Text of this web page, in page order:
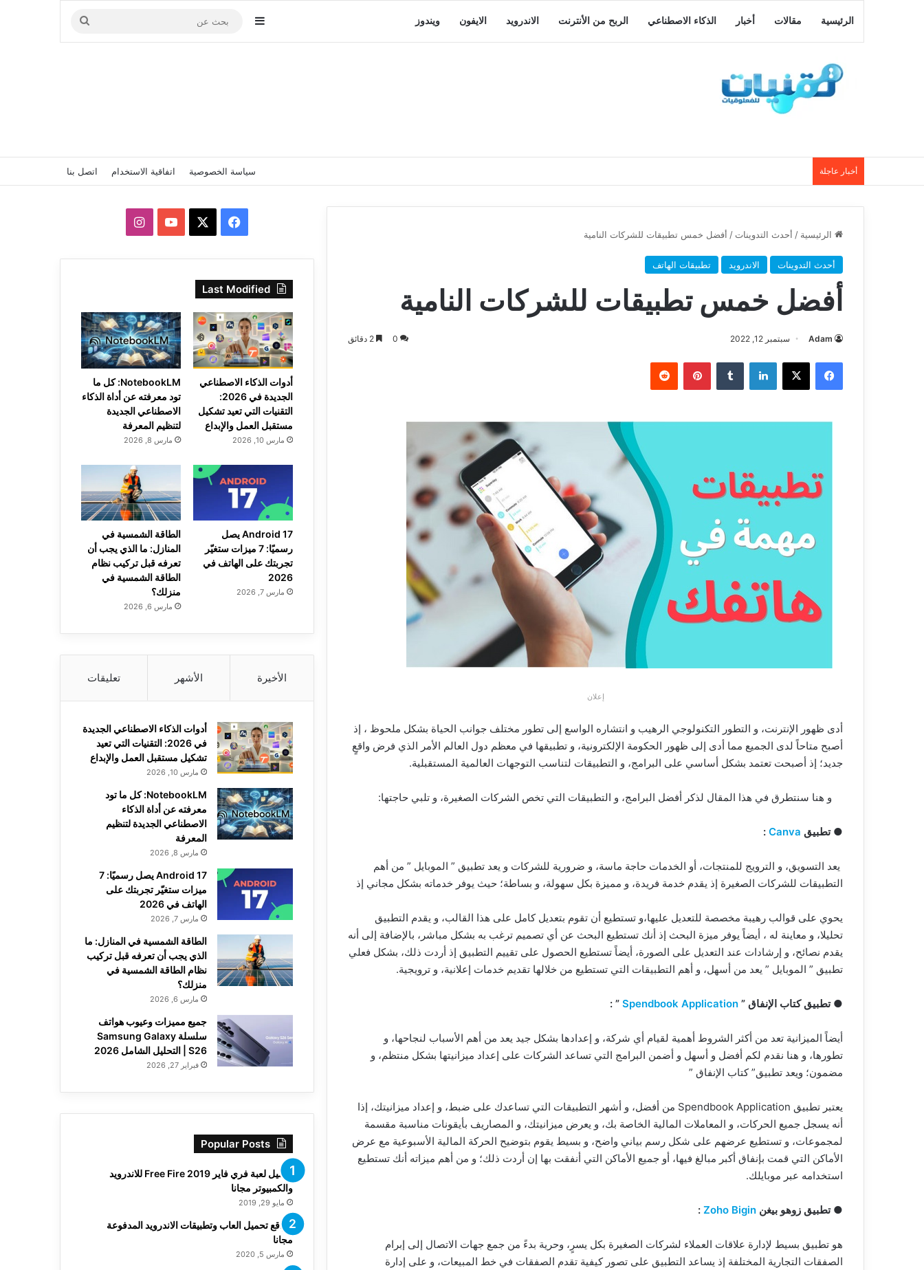
الرئيسية مقالات أخبار الذكاء الاصطناعي الربح من الأنترنت الاندرويد الايفون ويندوز إضافة عمود جانبي
بحث
عن
أخبار عاجلة سياسة الخصوصية اتفاقية الاستخدام اتصل بنا
الرئيسية / أحدث التدوينات / أفضل خمس تطبيقات للشركات النامية
أحدث التدوينات الاندرويد تطبيقات الهاتف
أفضل خمس تطبيقات للشركات النامية
Adam سبتمبر 12, 2022 0
فيسبوك ‫X لينكدإن بينتيريست
إعلان
أدى ظهور الإنترنت، و التطور التكنولوجي الرهيب و انتشاره الواسع إلى تطور مختلف جوانب الحياة بشكل ملحوظ ، إذ
أصبح متاحاً لدى الجميع مما أدى إلى ظهور الحكومة الإلكترونية، و تطبيقها في معظم دول العالم الأمر الذي فرض واقعٍ
جديد؛ إذ أصبحت تعتمد بشكل أساسي على البرامج، و التطبيقات لتناسب التوجهات العالمية المستقبلية.
و هنا سنتطرق في هذا المقال لذكر أفضل البرامج، و التطبيقات التي تخص الشركات الصغيرة، و تلبي حاجتها:
● تطبيق Canva
:
يعد التسويق، و الترويج للمنتجات، أو الخدمات حاجة ماسة، و ضرورية للشركات و يعد تطبيق ” الموبايل ” من أهم
التطبيقات للشركات الصغيرة إذ يقدم خدمة فريدة، و مميزة بكل سهولة، و بساطة؛ حيث يوفر خدماته بشكل مجاني إذ
يحوي على قوالب رهيبة مخصصة للتعديل عليها،و تستطيع أن تقوم بتعديل كامل على هذا القالب، و يقدم التطبيق
تحليلا، و معاينة له ، أيضاً يوفر ميزة البحث إذ أنك تستطيع البحث عن أي تصميم ترغب به بشكل مباشر، بالإضافة إلى أنه
يقدم نصائح، و إرشادات عند التعديل على الصورة، أيضاً تستطيع الحصول على تقييم التطبيق إذ أردت ذلك، بشكل فعلي
تطبيق ” الموبايل ” يعد من أسهل، و أهم التطبيقات التي تستطيع من خلالها تقديم خدمات إعلانية، و ترويجية.
● تطبيق كتاب الإنفاق ” Spendbook Application
” :
أيضاً الميزانية تعد من أكثر الشروط أهمية لقيام أي شركة، و إعدادها بشكل جيد يعد من أهم الأسباب لنجاحها، و
تطورها، و هنا نقدم لكم أفضل و أسهل و أضمن البرامج التي تساعد الشركات على إعداد ميزانيتها بشكل منتظم، و
مضمون؛ ويعد تطبيق” كتاب الإنفاق ”
يعتبر تطبيق Spendbook Application من أفضل، و أشهر التطبيقات التي تساعدك على ضبط، و إعداد ميزانيتك، إذا
أنه يسجل جميع الحركات، و المعاملات المالية الخاصة بك، و يعرض ميزانيتك، و المصاريف بأيقونات مناسبة مقسمة
لمجموعات، و تستطيع عرضهم على شكل رسم بياني واضح، و بسيط يقوم بتوضيح الحركة المالية الأسبوعية مع عرض
الأماكن التي قمت بإنفاق أكبر مبالغ فيها، أو جميع الأماكن التي أنفقت بها إن أردت ذلك؛ و من أهم ميزاته أنك تستطيع
استخدامه عبر موبايلك.
● تطبيق زوهو بيغن Zoho Bigin
:
هو تطبيق بسيط لإدارة علاقات العملاء لشركات الصغيرة بكل يسرٍ، وحرية بدءً من جمع جهات الاتصال إلى إبرام
الصفقات التجارية المختلفة إذ يساعد التطبيق على تصور كيفية تقدم الصفقات في خط المبيعات، و على إدارة
فيسبوك ‫YouTubeانستقرام
Last Modified
أدوات الذكاء الاصطناعي
الجديدة في 2026:
التقنيات التي تعيد تشكيل
مستقبل العمل والإبداع
مارس 10, 2026
NotebookLM: كل ما
تود معرفته عن أداة الذكاء
الاصطناعي الجديدة
لتنظيم المعرفة
مارس 8, 2026
Android 17 يصل
رسميًا: 7 ميزات ستغيّر
تجربتك على الهاتف في
2026
مارس 7, 2026
الطاقة الشمسية في
المنازل: ما الذي يجب أن
تعرفه قبل تركيب نظام
الطاقة الشمسية في
منزلك؟
مارس 6, 2026
الأخيرة الأشهر تعليقات
أدوات الذكاء الاصطناعي الجديدة
في 2026: التقنيات التي تعيد
تشكيل مستقبل العمل والإبداع
مارس 10, 2026
NotebookLM: كل ما تود
معرفته عن أداة الذكاء
الاصطناعي الجديدة لتنظيم
المعرفة
مارس 8, 2026
Android 17 يصل رسميًا: 7
ميزات ستغيّر تجربتك على
الهاتف في 2026
مارس 7, 2026
الطاقة الشمسية في المنازل: ما
الذي يجب أن تعرفه قبل تركيب
نظام الطاقة الشمسية في
منزلك؟
مارس 6, 2026
جميع مميزات وعيوب هواتف
سلسلة Samsung Galaxy
S26 | التحليل الشامل 2026
فبراير 27, 2026
Popular Posts
تحميل لعبة فري فاير Free Fire 2019 للاندرويد
والكمبيوتر مجانا
مايو 29, 2019
مواقع تحميل العاب وتطبيقات الاندرويد المدفوعة
مجانا
مارس 5, 2020